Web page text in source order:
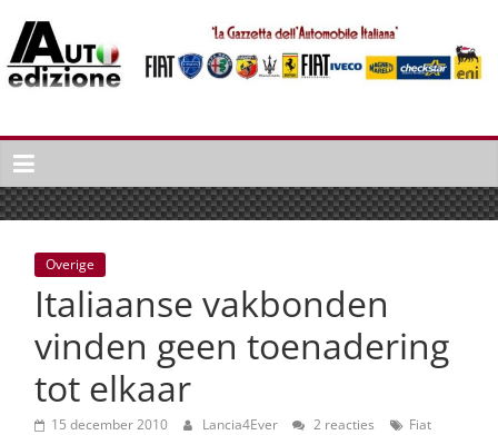
naar
inhoud
Auto
Edizione
La
Gazetta
dell'Automobile
Italiana
Italiaans
autonieuws
lifestyle
Overige
Italiaanse vakbonden
vinden geen toenadering
tot elkaar
15 december 2010 Lancia4Ever 2 reacties
Fiat